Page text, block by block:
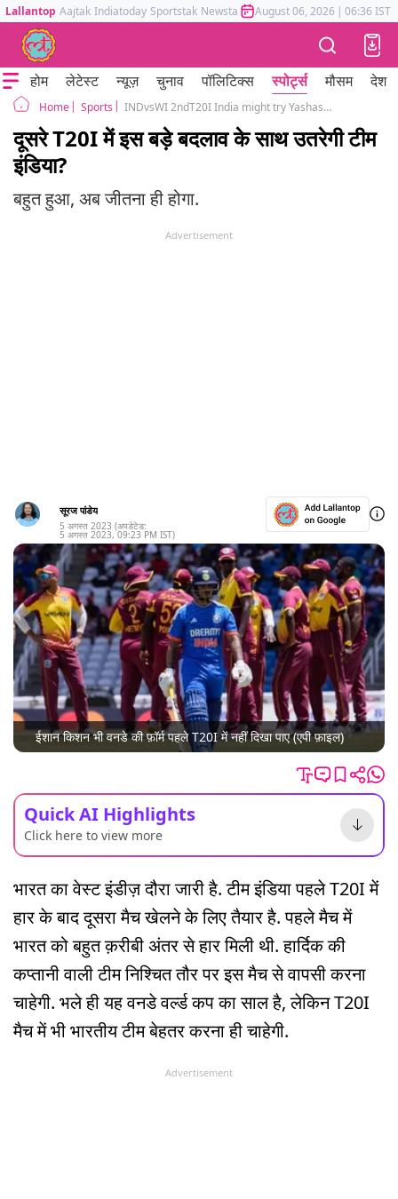
Lallantop Aajtak Indiatoday Sportstak Newstak Mumbai Tak Astrotak
August 06, 2026 | 06:36 IST
होम लेटेस्ट न्यूज़ चुनाव पॉलिटिक्स स्पोर्ट्स मौसम देश
Home Sports INDvsWI 2ndT20I India might try Yashasvi Jaiswal in place of Struggling Shubman Gill
दूसरे T20I में इस बड़े बदलाव के साथ उतरेगी टीम
इंडिया?
बहुत हुआ, अब जीतना ही होगा.
Advertisement
सूरज पांडेय
5 अगस्त 2023 (अपडेटेड:
5 अगस्त 2023, 09:23 PM IST)
ईशान किशन भी वनडे की फ़ॉर्म पहले T20I में नहीं दिखा पाए (एपी फ़ाइल)
Quick AI Highlights
Click here to view more
भारत का वेस्ट इंडीज़ दौरा जारी है. टीम इंडिया पहले T20I में
हार के बाद दूसरा मैच खेलने के लिए तैयार है. पहले मैच में
भारत को बहुत क़रीबी अंतर से हार मिली थी. हार्दिक की
कप्तानी वाली टीम निश्चित तौर पर इस मैच से वापसी करना
चाहेगी. भले ही यह वनडे वर्ल्ड कप का साल है, लेकिन T20I
मैच में भी भारतीय टीम बेहतर करना ही चाहेगी.
Advertisement